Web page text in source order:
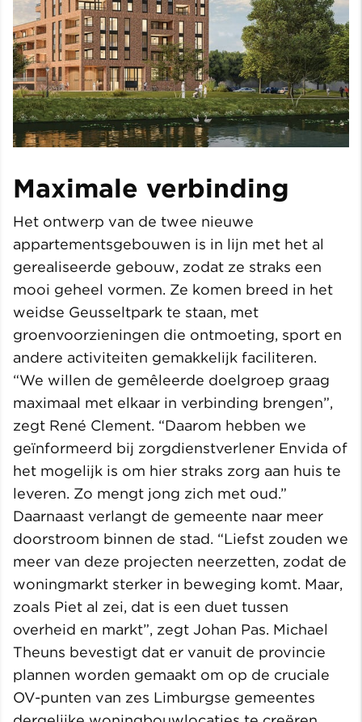
Maximale verbinding
Het ontwerp van de twee nieuwe
appartementsgebouwen is in lijn met het al
gerealiseerde gebouw, zodat ze straks een
mooi geheel vormen. Ze komen breed in het
weidse Geusseltpark te staan, met
groenvoorzieningen die ontmoeting, sport en
andere activiteiten gemakkelijk faciliteren.
“We willen de gemêleerde doelgroep graag
maximaal met elkaar in verbinding brengen”,
zegt René Clement. “Daarom hebben we
geïnformeerd bij zorgdienstverlener Envida of
het mogelijk is om hier straks zorg aan huis te
leveren. Zo mengt jong zich met oud.”
Daarnaast verlangt de gemeente naar meer
doorstroom binnen de stad. “Liefst zouden we
meer van deze projecten neerzetten, zodat de
woningmarkt sterker in beweging komt. Maar,
zoals Piet al zei, dat is een duet tussen
overheid en markt”, zegt Johan Pas. Michael
Theuns bevestigt dat er vanuit de provincie
plannen worden gemaakt om op de cruciale
OV-punten van zes Limburgse gemeentes